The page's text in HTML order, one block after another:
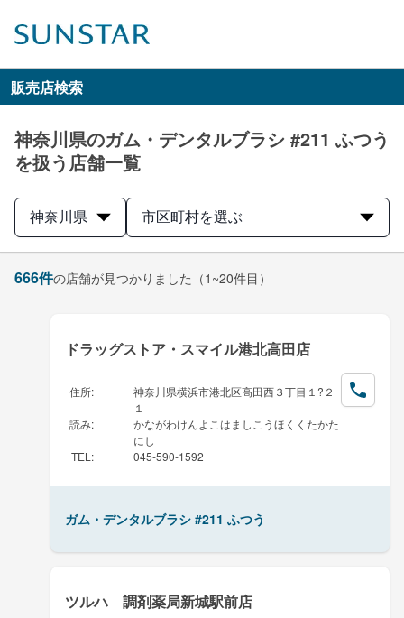
販売店検索
神奈川県のガム・デンタルブラシ #211 ふつう
を扱う店舗一覧
神奈川県 市区町村を選ぶ
666件の店舗が見つかりました （1~20件目）
ドラッグストア・スマイル港北高田店
住所:
神奈川県横浜市港北区高田西３丁目１?２
１
読み:
かながわけんよこはましこうほくくたかた
にし
TEL : 045-590-1592
ガム・デンタルブラシ #211 ふつう
ツルハ 調剤薬局新城駅前店